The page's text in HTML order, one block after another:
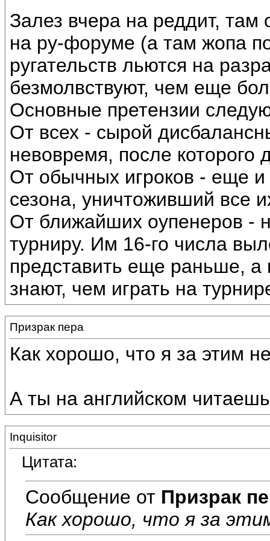
Залез вчера на реддит, там
на ру-форуме (а там жопа
ругательств льются на
безмолвствуют, чем еще
Основные претензии
От всех - сырой
невовремя, после которого
От обычных игроков - еще и
сезона, уничтоживший все
От ближайших оупенеров -
турниру. Им 16-го числа
представить еще раньше, а
знают, чем играть на
Призрак пера
Как хорошо, что я за этим
А ты на английском
Inquisitor
Цитата:
Сообщение от Призрак
Как хорошо, что я за